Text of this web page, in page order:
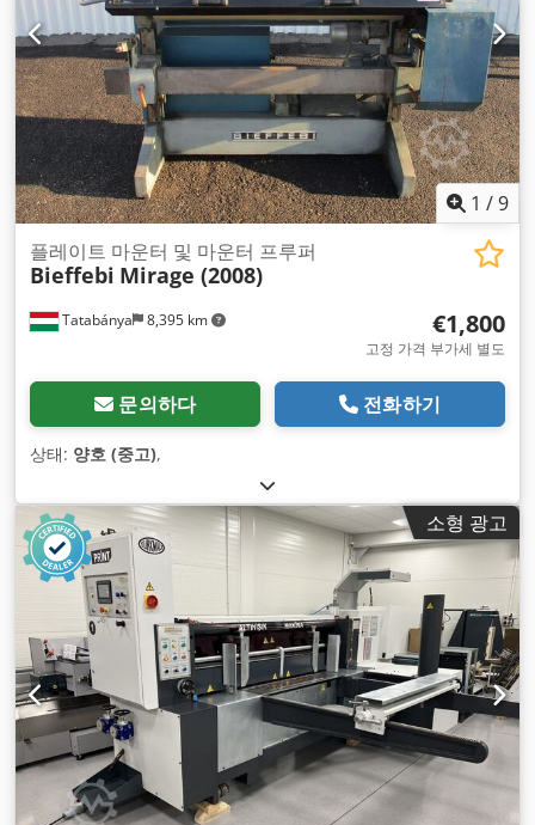
1 /9
Tatabánya 8,395 km
플레이트 마운터 및 마운터 프루퍼
Bieffebi Mirage (2008)
€1,800
고정 가격 부가세 별도
문의하다 전화하기
상태: 양호 (중고),
소형 광고